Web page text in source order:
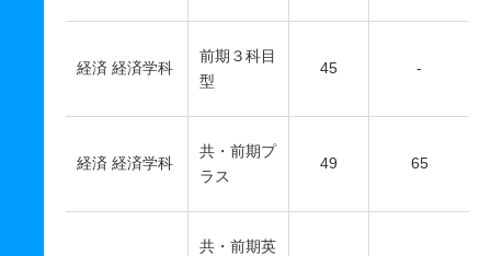
経済 経済学科
前期３科目
型
45 -
経済 経済学科
共・前期プ
ラス
49 65
共・前期英